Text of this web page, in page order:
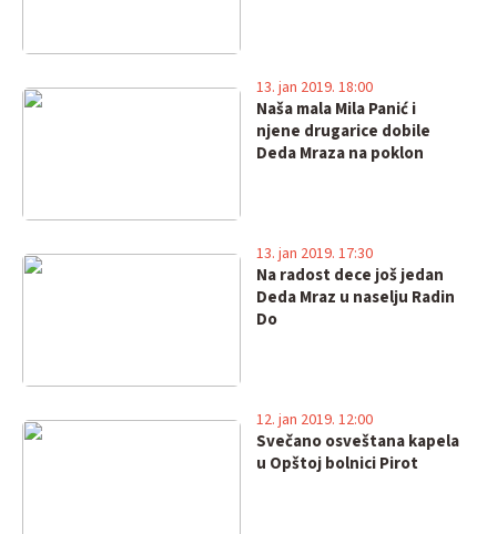
Naša mala Mila Panić i
njene drugarice dobile
Deda Mraza na poklon
13. jan 2019. 18:00
Na radost dece još jedan
Deda Mraz u naselju Radin
Do
13. jan 2019. 17:30
Svečano osveštana kapela
u Opštoj bolnici Pirot
12. jan 2019. 12:00